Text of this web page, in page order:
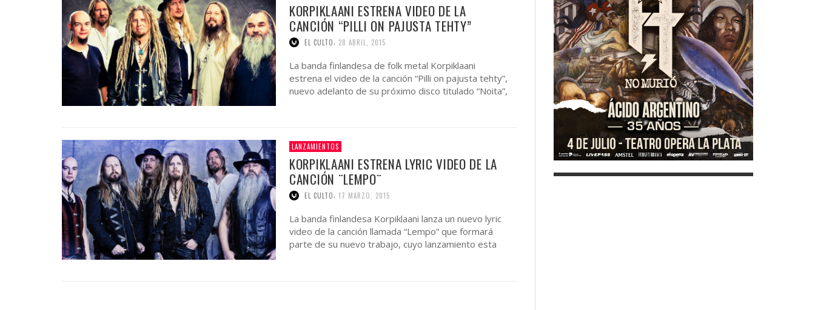
KORPIKLAANI ESTRENA VIDEO DE LA
CANCIÓN “PILLI ON PAJUSTA TEHTY”
EL CULTO 28 ABRIL, 2015
La banda finlandesa de folk metal Korpiklaani
estrena el video de la canción “Pilli on pajusta tehty”,
nuevo adelanto de su próximo disco titulado “Noita”,
LANZAMIENTOS
KORPIKLAANI ESTRENA LYRIC VIDEO DE LA
CANCIÓN ¨LEMPO¨
EL CULTO 17 MARZO, 2015
La banda finlandesa Korpiklaani lanza un nuevo lyric
video de la canción llamada “Lempo” que formará
parte de su nuevo trabajo, cuyo lanzamiento esta